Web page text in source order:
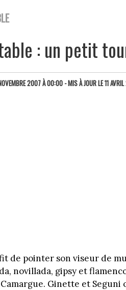
: un petit
2007 À 00:00 - MIS À JOUR LE 11
de pointer son viseur de
novillada, gipsy et
Ginette et